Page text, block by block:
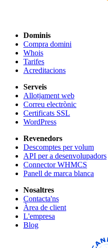
Dominis
Compra domini
Whois
Tarifes
Acreditacions
Serveis
Allotjament web
Correu electrònic
Certificats SSL
WordPress
Revenedors
Descomptes per volum
API per a desenvolupadors
Connector WHMCS
Panell de marca blanca
Nosaltres
Contacta'ns
Àrea de client
L'empresa
Blog